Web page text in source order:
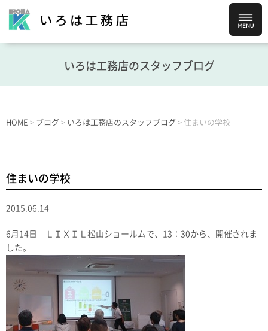
いろは工務店のスタッフブログ
HOME > ブログ > いろは工務店のスタッフブログ > 住まいの学校
住まいの学校
2015.06.14
6月14日 ＬＩＸＩＬ松山ショールムで、13：30から、開催されま
した。